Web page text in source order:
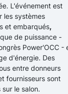
L'événement est
les systèmes
et embarqués,
de puissance -
Power'OCC -
d'énergie. Des
entre donneurs
fournisseurs sont
le salon.